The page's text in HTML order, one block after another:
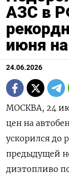
АЗС в
июня
24.06.2026
МОСКВА, 24
цен на
ускорился до
предыдущей
дизтопливо